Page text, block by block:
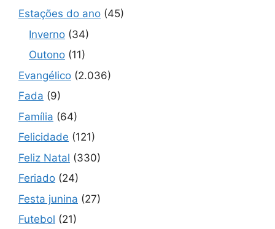
Estações do ano (45)
Inverno (34)
Outono (11)
Evangélico (2.036)
Fada (9)
Família (64)
Felicidade (121)
Feliz Natal (330)
Feriado (24)
Festa junina (27)
Futebol (21)